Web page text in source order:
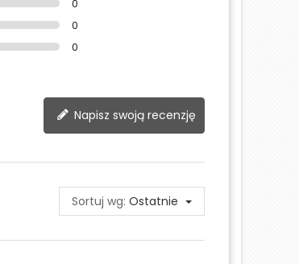
0
0
0
Napisz swoją recenzję
Sortuj wg: Ostatnie